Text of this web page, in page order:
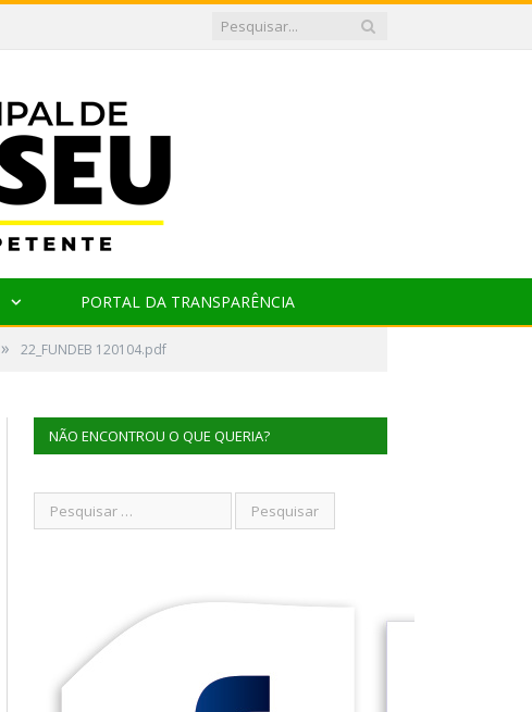
PORTAL DA TRANSPARÊNCIA
» 22_FUNDEB 120104.pdf
NÃO ENCONTROU O QUE QUERIA?